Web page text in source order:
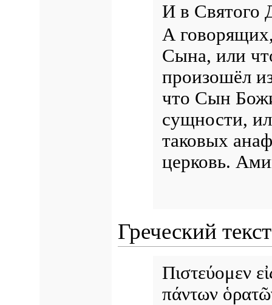
И в Святого
А
Сына, или
произошёл
что Сын
сущности,
таковых
церковь.
Греческий текст
Πιστεύομεν
πάντων